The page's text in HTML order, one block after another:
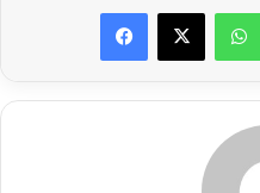
Facebook
X